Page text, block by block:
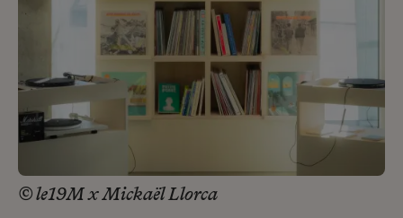
© le19M x Mickaël Llorca